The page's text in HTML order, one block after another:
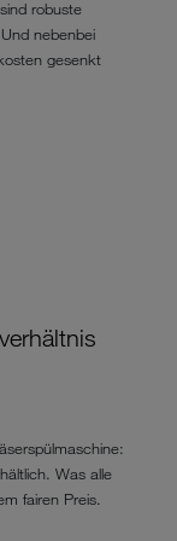
robuste
nebenbei
gesenkt
Was alle
fairen Preis.